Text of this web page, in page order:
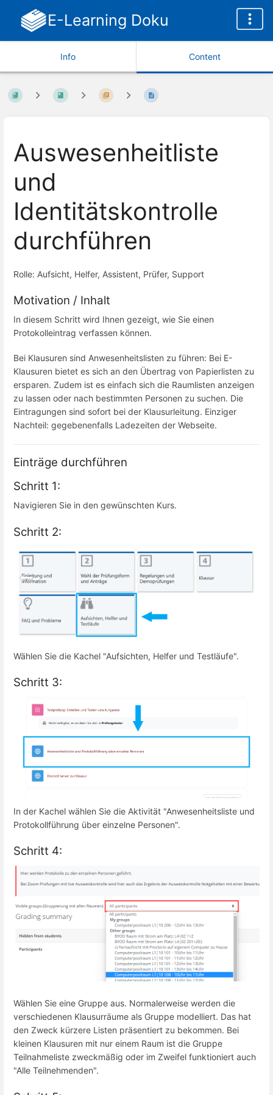
E-Learning Doku
Info Content
Auswesenheitliste
und
Identitätskontrolle
durchführen
Rolle: Aufsicht, Helfer, Assistent, Prüfer, Support
Motivation / Inhalt
In diesem Schritt wird Ihnen gezeigt, wie Sie einen
Protokolleintrag verfassen können.
Bei Klausuren sind Anwesenheitslisten zu führen: Bei E-
Klausuren bietet es sich an den Übertrag von Papierlisten zu
ersparen. Zudem ist es einfach sich die Raumlisten anzeigen
zu lassen oder nach bestimmten Personen zu suchen. Die
Eintragungen sind sofort bei der Klausurleitung. Einziger
Nachteil: gegebenenfalls Ladezeiten der Webseite.
Einträge durchführen
Schritt 1:
Navigieren Sie in den gewünschten Kurs.
Schritt 2:
Wählen Sie die Kachel "Aufsichten, Helfer und Testläufe".
Schritt 3:
In der Kachel wählen Sie die Aktivität "Anwesenheitsliste und
Protokollführung über einzelne Personen".
Schritt 4:
Wählen Sie eine Gruppe aus. Normalerweise werden die
verschiedenen Klausurräume als Gruppe modelliert. Das hat
den Zweck kürzere Listen präsentiert zu bekommen. Bei
kleinen Klausuren mit nur einem Raum ist die Gruppe
Teilnahmeliste zweckmäßig oder im Zweifel funktioniert auch
"Alle Teilnehmenden".